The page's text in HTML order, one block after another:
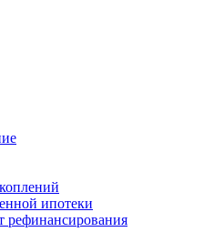
ипотеки
рефинансирования